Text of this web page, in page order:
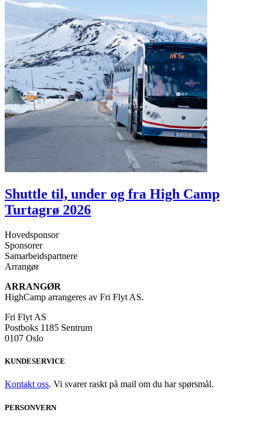
Shuttle til, under og fra High Camp
Turtagrø 2026
Hovedsponsor
Sponsorer
Samarbeidspartnere
Arrangør
ARRANGØR
HighCamp arrangeres av Fri Flyt AS.
Fri Flyt AS
Postboks 1185 Sentrum
0107 Oslo
KUNDESERVICE
Kontakt oss. Vi svarer raskt på mail om du har spørsmål.
PERSONVERN